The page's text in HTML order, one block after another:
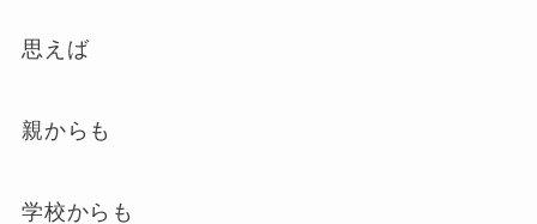
思えば
親からも
学校からも